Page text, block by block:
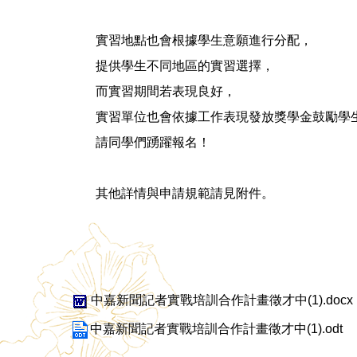
實習地點也會根據學生意願進行分配，
提供學生不同地區的實習選擇，
而實習期間若表現良好，
實習單位也會依據工作表現發放獎學金鼓勵學
請同學們踴躍報名！
其他詳情與申請規範請見附件。
中嘉新聞記者實戰培訓合作計畫徵才中(1).docx
中嘉新聞記者實戰培訓合作計畫徵才中(1).odt